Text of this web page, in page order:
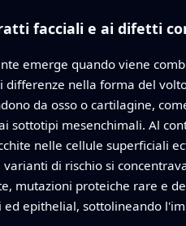
facciali e ai difetti
emerge quando viene
differenze nella forma del
da osso o cartilagine,
sottotipi mesenchimali. Al
nelle cellule superficiali
di rischio si
mutazioni proteiche rare e
epithelial, sottolineando